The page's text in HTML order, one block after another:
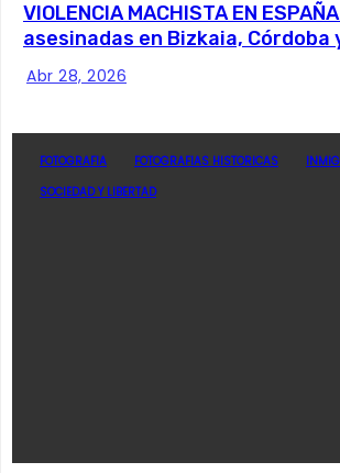
VIOLENCIA MACHISTA EN
asesinadas en Bizkaia, Córdoba
Abr 28, 2026
FOTOGRAFIA FOTOGRAFIAS HISTORICAS
SOCIEDAD Y LIBERTAD